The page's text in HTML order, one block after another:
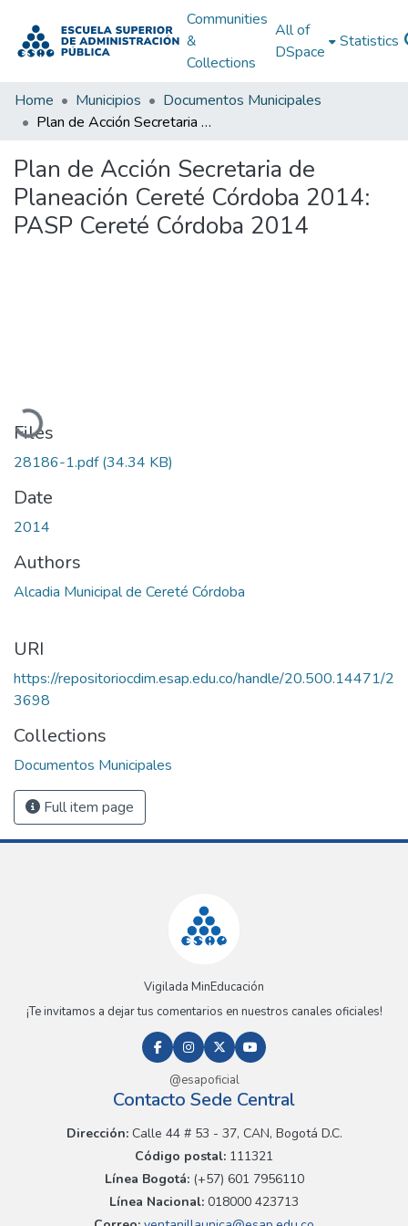
Communities
&
Collections
All of
DSpace
Statistics
Home Municipios
Documentos Municipales
Plan de Acción Secretaria de Planeación Cereté Córdoba 2014: PASP Cereté Córdoba 2014
Plan de Acción Secretaria de
Planeación Cereté Córdoba 2014:
PASP Cereté Córdoba 2014
Loading...
Files
28186-1.pdf(34.34 KB)
Date
2014
Authors
Alcadia Municipal de Cereté Córdoba
URI
https://repositoriocdim.esap.edu.co/handle/20.500.14471/2
3698
Collections
Documentos Municipales
Full item page
Vigilada MinEducación
¡Te invitamos a dejar tus comentarios en nuestros canales oficiales!
@esapoficial
Contacto Sede Central
Dirección:Calle 44 # 53 - 37, CAN, Bogotá D.C.
Código postal: 111321
Línea Bogotá:(+57) 601 7956110
Línea Nacional: 018000 423713